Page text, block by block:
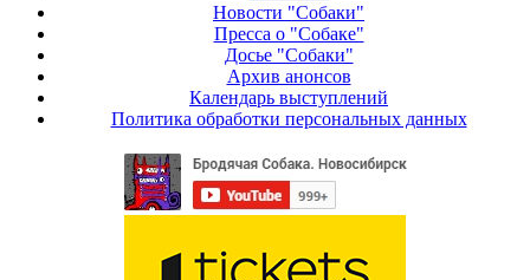
Новости "Собаки"
Пресса о "Собаке"
Досье "Собаки"
Архив анонсов
Календарь выступлений
Политика обработки персональных данных